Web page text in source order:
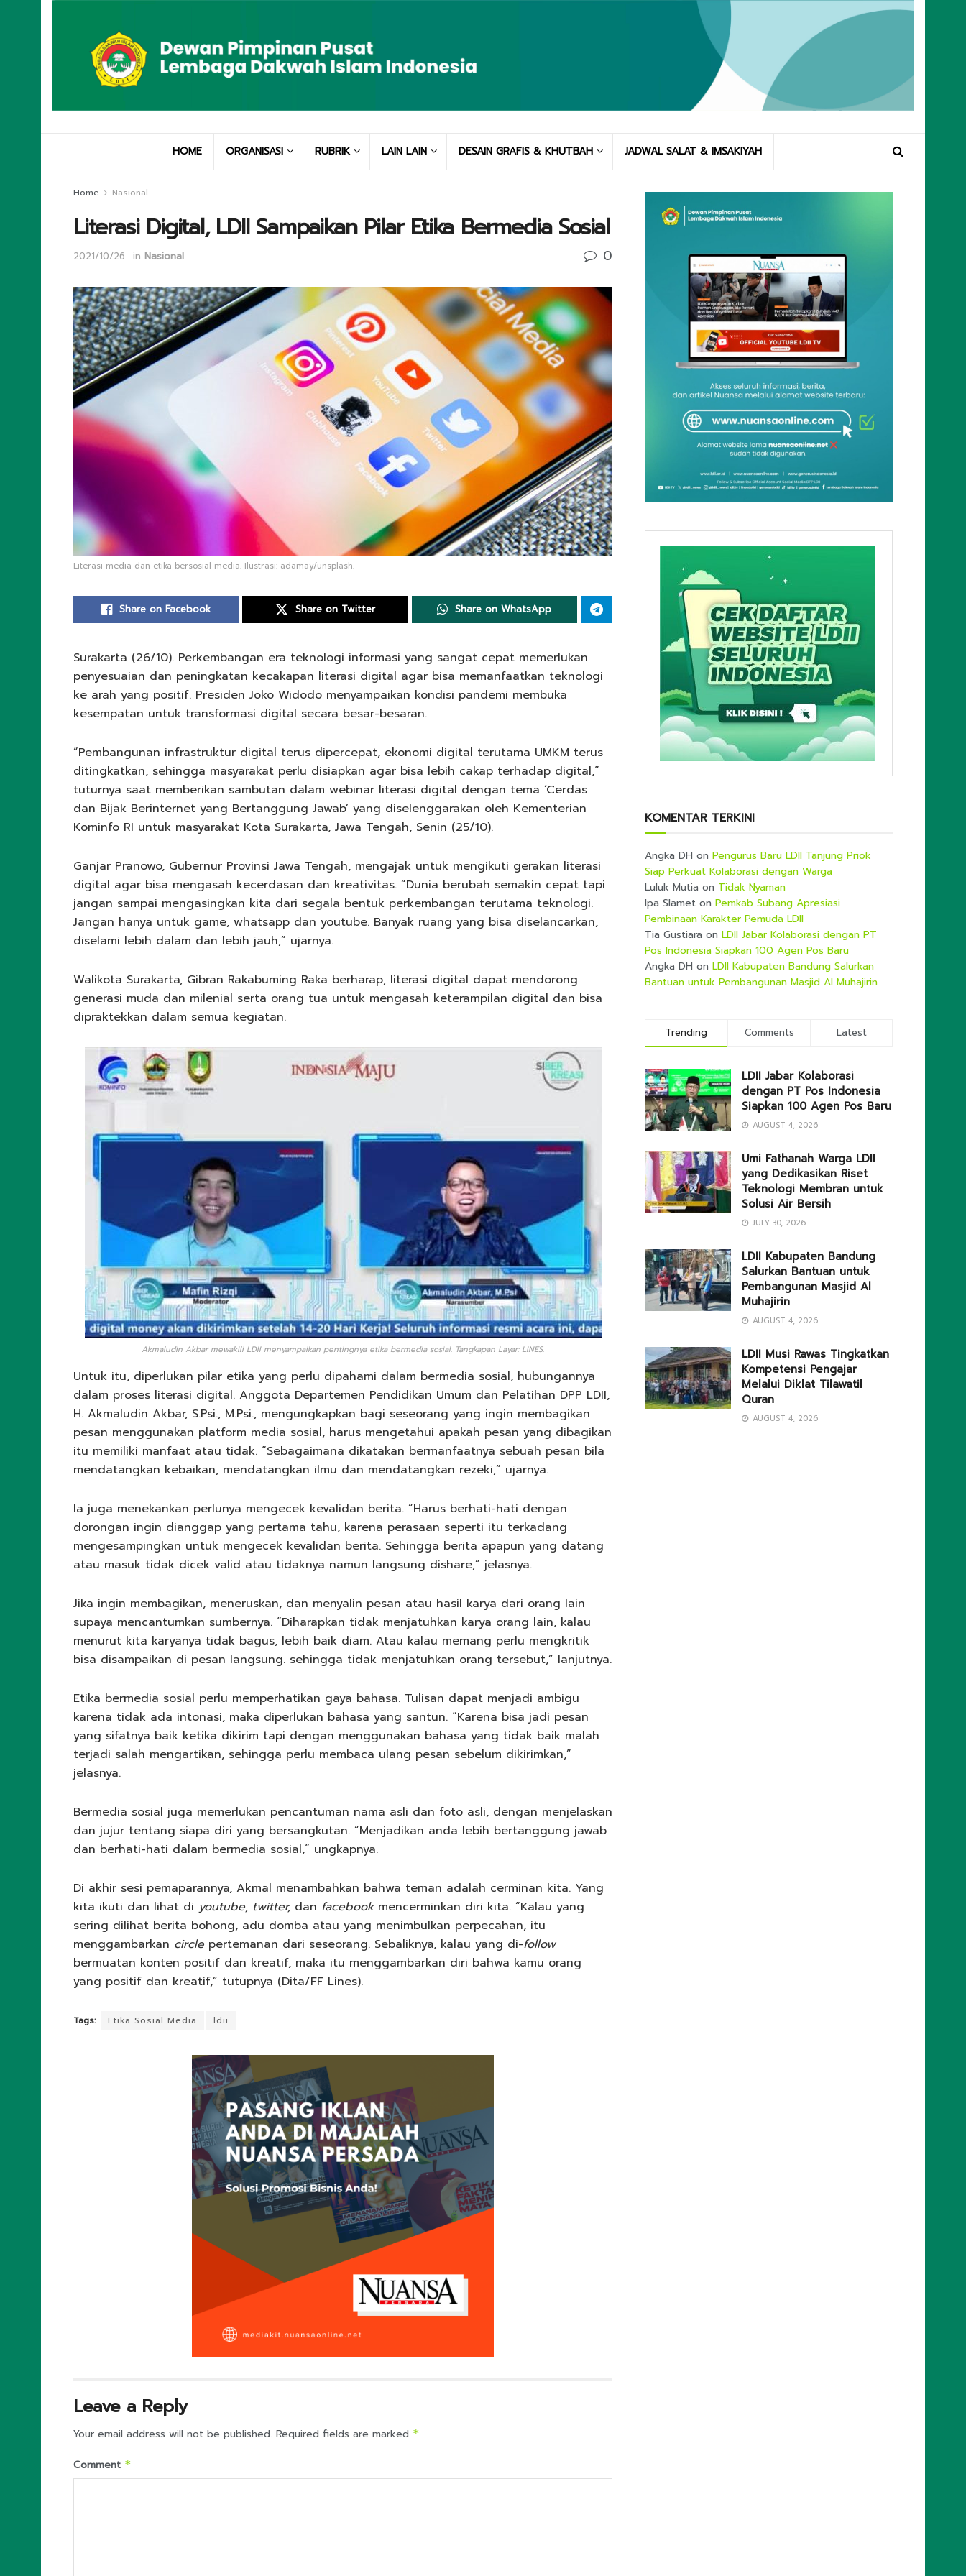
HOME ORGANISASI RUBRIK LAIN LAIN DESAIN GRAFIS & KHUTBAH JADWAL SALAT & IMSAKIYAH
Home Nasional
Literasi Digital, LDII Sampaikan Pilar Etika Bermedia Sosial
2021/10/26 in Nasional 0
Literasi media dan etika bersosial media. Ilustrasi: adamay/unsplash.
Share on Facebook Share on Twitter Share on WhatsApp
Surakarta (26/10). Perkembangan era teknologi informasi yang sangat cepat memerlukan
penyesuaian dan peningkatan kecakapan literasi digital agar bisa memanfaatkan teknologi
ke arah yang positif. Presiden Joko Widodo menyampaikan kondisi pandemi membuka
kesempatan untuk transformasi digital secara besar-besaran.
“Pembangunan infrastruktur digital terus dipercepat, ekonomi digital terutama UMKM terus
ditingkatkan, sehingga masyarakat perlu disiapkan agar bisa lebih cakap terhadap digital,”
tuturnya saat memberikan sambutan dalam webinar literasi digital dengan tema ‘Cerdas
dan Bijak Berinternet yang Bertanggung Jawab’ yang diselenggarakan oleh Kementerian
Kominfo RI untuk masyarakat Kota Surakarta, Jawa Tengah, Senin (25/10).
Ganjar Pranowo, Gubernur Provinsi Jawa Tengah, mengajak untuk mengikuti gerakan literasi
digital agar bisa mengasah kecerdasan dan kreativitas. “Dunia berubah semakin cepat tapi
jangan sampai mengasingkan kita dari segala bentuk perkembangan terutama teknologi.
Jangan hanya untuk game, whatsapp dan youtube. Banyak ruang yang bisa diselancarkan,
diselami lebih dalam dan lebih jauh,” ujarnya.
Walikota Surakarta, Gibran Rakabuming Raka berharap, literasi digital dapat mendorong
generasi muda dan milenial serta orang tua untuk mengasah keterampilan digital dan bisa
dipraktekkan dalam semua kegiatan.
Akmaludin Akbar mewakili LDII menyampaikan pentingnya etika bermedia sosial. Tangkapan Layar: LINES.
Untuk itu, diperlukan pilar etika yang perlu dipahami dalam bermedia sosial, hubungannya
dalam proses literasi digital. Anggota Departemen Pendidikan Umum dan Pelatihan DPP LDII,
H. Akmaludin Akbar, S.Psi., M.Psi., mengungkapkan bagi seseorang yang ingin membagikan
pesan menggunakan platform media sosial, harus mengetahui apakah pesan yang dibagikan
itu memiliki manfaat atau tidak. “Sebagaimana dikatakan bermanfaatnya sebuah pesan bila
mendatangkan kebaikan, mendatangkan ilmu dan mendatangkan rezeki,” ujarnya.
Ia juga menekankan perlunya mengecek kevalidan berita. “Harus berhati-hati dengan
dorongan ingin dianggap yang pertama tahu, karena perasaan seperti itu terkadang
mengesampingkan untuk mengecek kevalidan berita. Sehingga berita apapun yang datang
atau masuk tidak dicek valid atau tidaknya namun langsung dishare,” jelasnya.
Jika ingin membagikan, meneruskan, dan menyalin pesan atau hasil karya dari orang lain
supaya mencantumkan sumbernya. “Diharapkan tidak menjatuhkan karya orang lain, kalau
menurut kita karyanya tidak bagus, lebih baik diam. Atau kalau memang perlu mengkritik
bisa disampaikan di pesan langsung. sehingga tidak menjatuhkan orang tersebut,” lanjutnya.
Etika bermedia sosial perlu memperhatikan gaya bahasa. Tulisan dapat menjadi ambigu
karena tidak ada intonasi, maka diperlukan bahasa yang santun. “Karena bisa jadi pesan
yang sifatnya baik ketika dikirim tapi dengan menggunakan bahasa yang tidak baik malah
terjadi salah mengartikan, sehingga perlu membaca ulang pesan sebelum dikirimkan,”
jelasnya.
Bermedia sosial juga memerlukan pencantuman nama asli dan foto asli, dengan menjelaskan
dan jujur tentang siapa diri yang bersangkutan. “Menjadikan anda lebih bertanggung jawab
dan berhati-hati dalam bermedia sosial,” ungkapnya.
Di akhir sesi pemaparannya, Akmal menambahkan bahwa teman adalah cerminan kita. Yang
kita ikuti dan lihat di youtube, twitter, dan facebookmencerminkan diri kita. “Kalau yang
sering dilihat berita bohong, adu domba atau yang menimbulkan perpecahan, itu
menggambarkan circle pertemanan dari seseorang. Sebaliknya, kalau yang di-follow
bermuatan konten positif dan kreatif, maka itu menggambarkan diri bahwa kamu orang
yang positif dan kreatif,” tutupnya (Dita/FF Lines).
Tags: Etika Sosial Media ldii
Leave a Reply
Your email address will not be published. Required fields are marked *
Comment *
KOMENTAR TERKINI
Angka DH on Pengurus Baru LDII Tanjung Priok
Siap Perkuat Kolaborasi dengan Warga
Luluk Mutia on Tidak Nyaman
Ipa Slamet on Pemkab Subang Apresiasi
Pembinaan Karakter Pemuda LDII
Tia Gustiara on LDII Jabar Kolaborasi dengan PT
Pos Indonesia Siapkan 100 Agen Pos Baru
Angka DH on LDII Kabupaten Bandung Salurkan
Bantuan untuk Pembangunan Masjid Al Muhajirin
Trending Comments Latest
LDII Jabar Kolaborasi
dengan PT Pos Indonesia
Siapkan 100 Agen Pos Baru
AUGUST 4, 2026
Umi Fathanah Warga LDII
yang Dedikasikan Riset
Teknologi Membran untuk
Solusi Air Bersih
JULY 30, 2026
LDII Kabupaten Bandung
Salurkan Bantuan untuk
Pembangunan Masjid Al
Muhajirin
AUGUST 4, 2026
LDII Musi Rawas Tingkatkan
Kompetensi Pengajar
Melalui Diklat Tilawatil
Quran
AUGUST 4, 2026